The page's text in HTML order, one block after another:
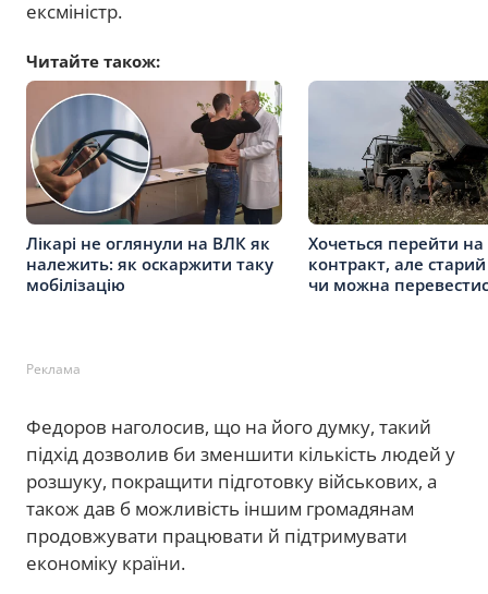
ексміністр.
Читайте також:
Лікарі не оглянули на ВЛК як
належить: як оскаржити таку
мобілізацію
Хочеться перейти
контракт, але
чи можна
Реклама
Федоров наголосив, що на його думку, такий
підхід дозволив би зменшити кількість людей у
розшуку, покращити підготовку військових, а
також дав б можливість іншим громадянам
продовжувати працювати й підтримувати
економіку країни.